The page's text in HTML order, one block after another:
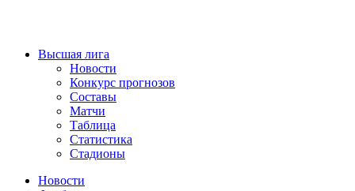
Высшая лига
Новости
Конкурс прогнозов
Составы
Матчи
Таблица
Статистика
Стадионы
Новости